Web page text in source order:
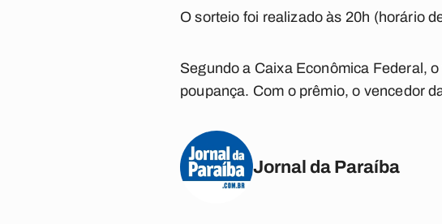
O sorteio foi realizado às 20h (horário
Segundo a Caixa Econômica Federal,
poupança. Com o prêmio, o vencedor
Jornal da Paraíba